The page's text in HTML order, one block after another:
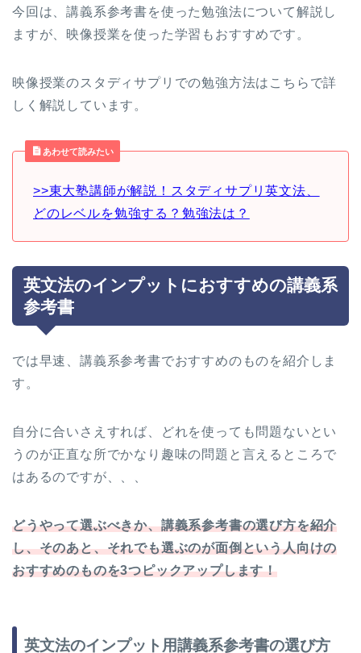
今回は、講義系参考書を使った勉強法について解説し
ますが、映像授業を使った学習もおすすめです。
映像授業のスタディサプリでの勉強方法はこちらで詳
しく解説しています。
あわせて読みたい
>>東大塾講師が解説！スタディサプリ英文法、
どのレベルを勉強する？勉強法は？
英文法のインプットにおすすめの講義系
参考書
では早速、講義系参考書でおすすめのものを紹介しま
す。
自分に合いさえすれば、どれを使っても問題ないとい
うのが正直な所でかなり趣味の問題と言えるところで
はあるのですが、、、
どうやって選ぶべきか、講義系参考書の選び方を紹介
し、そのあと、それでも選ぶのが面倒という人向けの
おすすめのものを3つピックアップします！
英文法のインプット用講義系参考書の選び方